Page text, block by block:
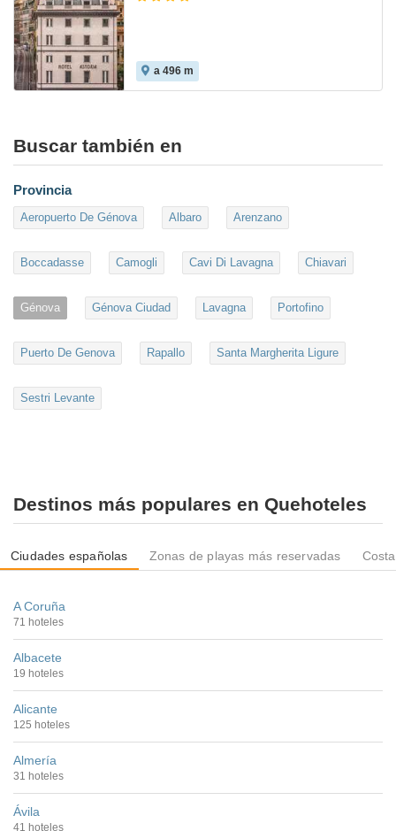
a 496 m
Buscar también en
Provincia
Aeropuerto De Génova Albaro Arenzano
Boccadasse Camogli Cavi Di Lavagna Chiavari
Génova Génova Ciudad Lavagna Portofino
Puerto De Genova Rapallo Santa Margherita Ligure
Sestri Levante
Destinos más populares en Quehoteles
Ciudades españolas Zonas de playas más reservadas
A Coruña
71 hoteles
Albacete
19 hoteles
Alicante
125 hoteles
Almería
31 hoteles
Ávila
41 hoteles